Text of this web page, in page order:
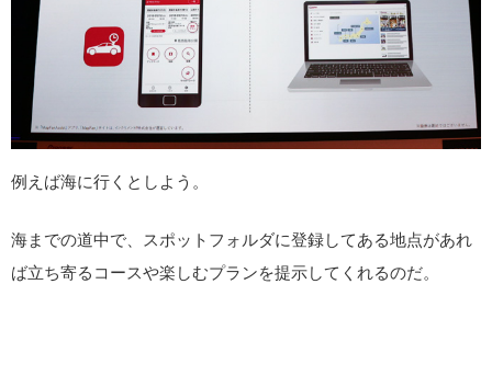
例えば海に行くとしよう。
海までの道中で、スポットフォルダに登録してある地点があれ
ば立ち寄るコースや楽しむプランを提示してくれるのだ。